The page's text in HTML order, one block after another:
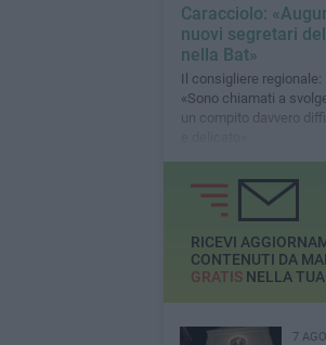
Caracciolo:
nuovi segretari del
nella Bat»
Il consigliere regionale:
«Sono chiamati a
un compito davvero
RICEVI
CONTENUTI DA
GRATISNELLA
7